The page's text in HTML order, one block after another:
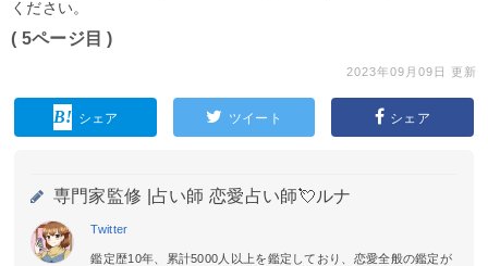
ください。
( 5ページ目 )
2023年09月09日 更新
シェア ツイート シェア
専門家監修 | 占い師 恋愛占い師💘ルナ
Twitter
鑑定歴10年、累計5000人以上を鑑定しており、恋愛全般の鑑定が